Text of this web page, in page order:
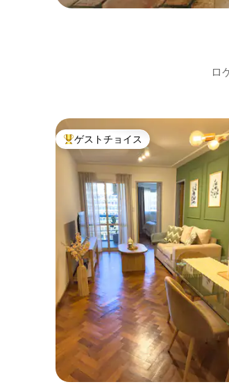
ロ
大好評のゲストチョイスです。
ゲストチョイス